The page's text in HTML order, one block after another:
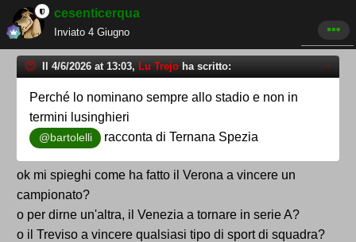
cesenticerqua
Inviato 4 Giugno
Il 4/6/2026 at 13:03, Lu Trejo ha scritto:
Perché lo nominano sempre allo stadio e non in
termini lusinghieri
@bartolelli racconta di Ternana Spezia
ok mi spieghi come ha fatto il Verona a vincere un
campionato?
o per dirne un'altra, il Venezia a tornare in serie A?
o il Treviso a vincere qualsiasi tipo di sport di squadra?